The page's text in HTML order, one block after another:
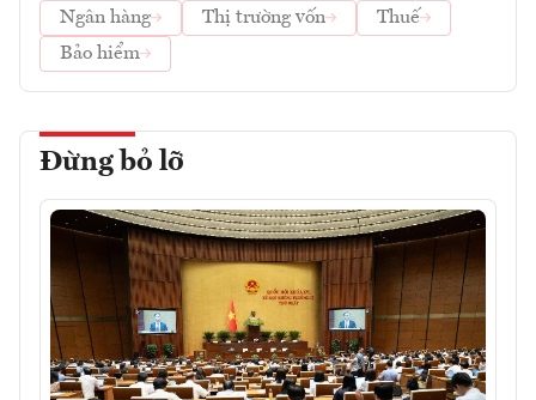
Ngân hàng
Thị trường vốn
Thuế
Bảo hiểm
Đừng bỏ lỡ